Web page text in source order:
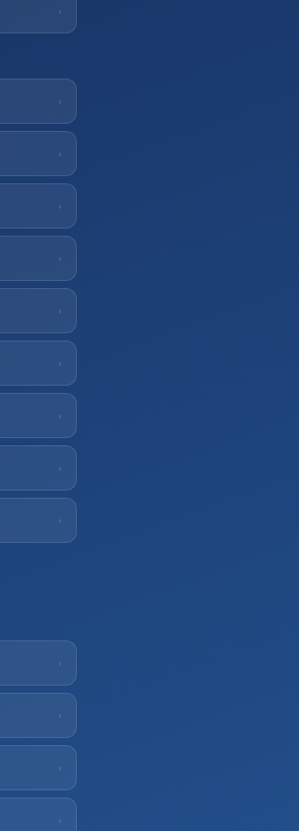
›
›
›
›
›
›
›
›
›
›
›
›
›
›